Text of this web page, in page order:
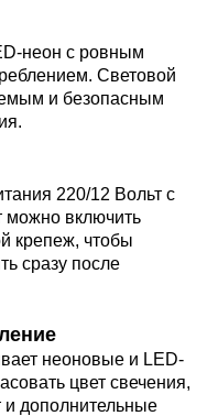
неон с ровным
Световой
и безопасным
220/12 Вольт с
можно включить
крепеж, чтобы
сразу после
неоновые и LED-
цвет свечения,
дополнительные